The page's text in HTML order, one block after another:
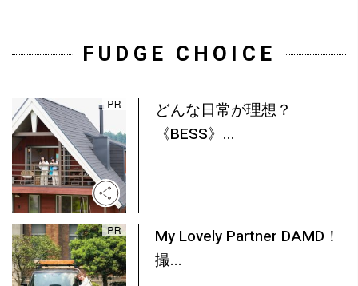
FUDGE CHOICE
どんな日常が理想？
《BESS》...
My Lovely Partner DAMD！
撮...